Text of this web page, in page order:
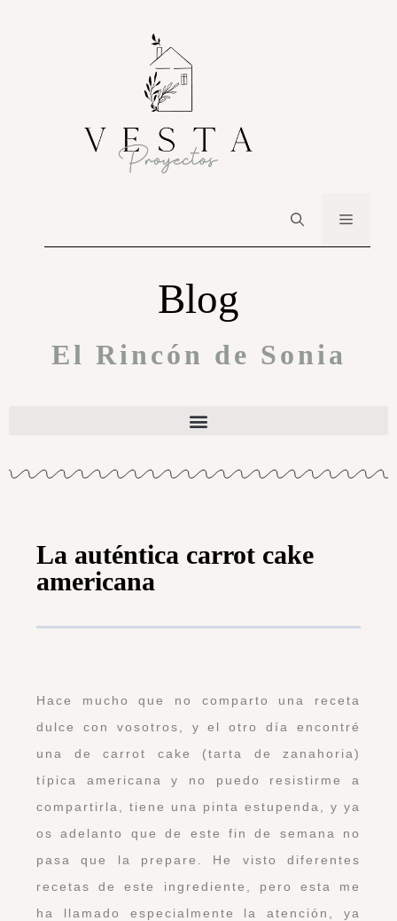
Blog
El Rincón de Sonia
La auténtica carrot cake
americana
Hace mucho que no comparto una receta
dulce con vosotros, y el otro día encontré
una de carrot cake (tarta de zanahoria)
típica americana y no puedo resistirme a
compartirla, tiene una pinta estupenda, y ya
os adelanto que de este fin de semana no
pasa que la prepare. He visto diferentes
recetas de este ingrediente, pero esta me
ha llamado especialmente la atención, ya